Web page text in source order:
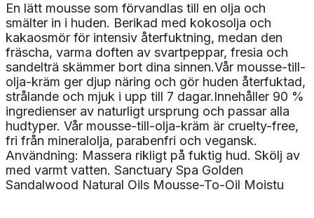
En lätt mousse som förvandlas till en olja och
smälter in i huden. Berikad med kokosolja och
kakaosmör för intensiv återfuktning, medan den
fräscha, varma doften av svartpeppar, fresia och
sandelträ skämmer bort dina sinnen.Vår mousse-till-
olja-kräm ger djup näring och gör huden återfuktad,
strålande och mjuk i upp till 7 dagar.Innehåller 90 %
ingredienser av naturligt ursprung och passar alla
hudtyper. Vår mousse-till-olja-kräm är cruelty-free,
fri från mineralolja, parabenfri och vegansk.
Användning: Massera rikligt på fuktig hud. Skölj av
med varmt vatten. Sanctuary Spa Golden
Sandalwood Natural Oils Mousse-To-Oil Moistu